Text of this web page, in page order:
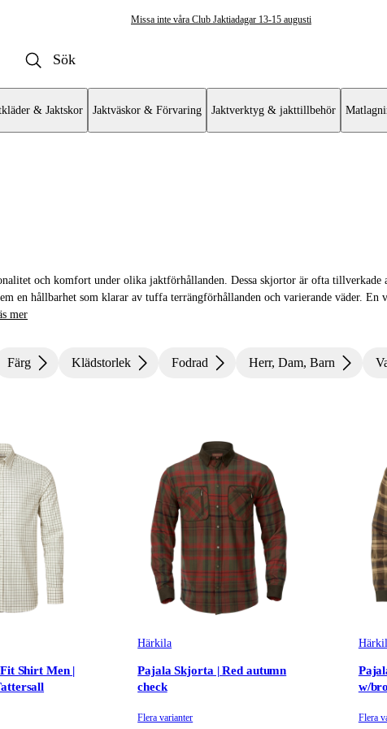
Missa inte våra Club Jaktiadagar 13-15 augusti
& Jaktskor Jaktväskor & Förvaring Jaktverktyg & jakttillbehör
och komfort under olika jaktförhållanden. Dessa skjortor är ofta tillverkade
en hållbarhet som klarar av tuffa terrängförhållanden och varierande väder. En
mer
Färg Klädstorlek Fodrad Herr, Dam, Barn
Shirt Men |
Härkila
Pajala Skjorta | Red autumn
check
Flera varianter
w/
Flera